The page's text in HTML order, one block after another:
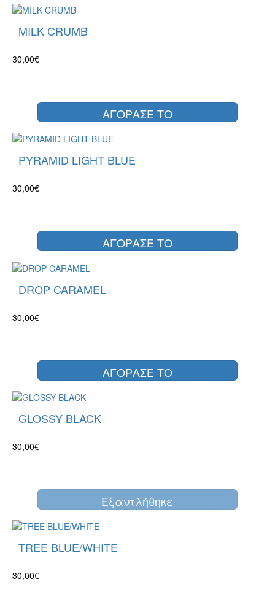
MILK CRUMB
30,00€
ΑΓΟΡΑΣΕ ΤΟ
PYRAMID LIGHT BLUE
30,00€
ΑΓΟΡΑΣΕ ΤΟ
DROP CARAMEL
30,00€
ΑΓΟΡΑΣΕ ΤΟ
GLOSSY BLACK
30,00€
Eξαντλήθηκε
TREE BLUE/WHITE
30,00€